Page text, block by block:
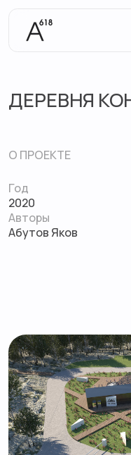
Год
2020
Абутов Яков